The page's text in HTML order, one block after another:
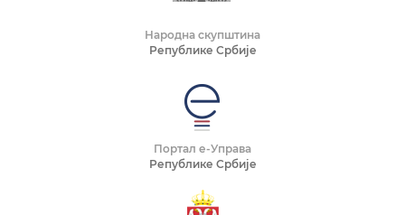
Народна скупштина
Републике Србије
Портал е-Управа
Републике Србије